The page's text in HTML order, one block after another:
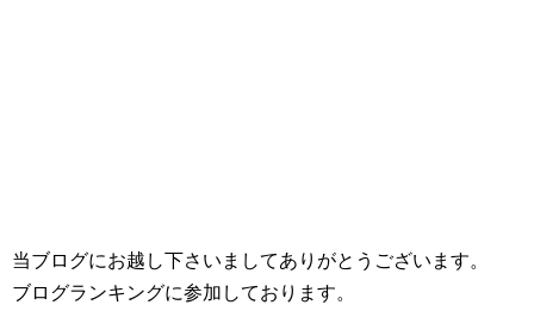
当ブログにお越し下さいましてありがとうございます。
ブログランキングに参加しております。